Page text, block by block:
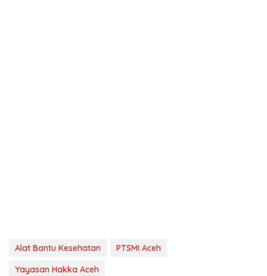
Alat Bantu Kesehatan
PTSMI Aceh
Yayasan Hakka Aceh